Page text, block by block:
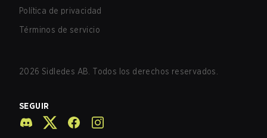
Política de privacidad
Términos de servicio
2026 Sidledes AB. Todos los derechos reservados.
SEGUIR